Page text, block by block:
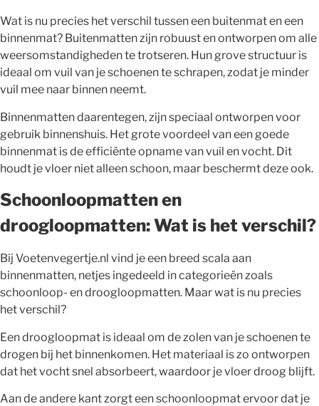
Wat is nu precies het verschil tussen een buitenmat en een
binnenmat? Buitenmatten zijn robuust en ontworpen om alle
weersomstandigheden te trotseren. Hun grove structuur is
ideaal om vuil van je schoenen te schrapen, zodat je minder
vuil mee naar binnen neemt.
Binnenmatten daarentegen, zijn speciaal ontworpen voor
gebruik binnenshuis. Het grote voordeel van een goede
binnenmat is de efficiënte opname van vuil en vocht. Dit
houdt je vloer niet alleen schoon, maar beschermt deze ook.
Schoonloopmatten en
droogloopmatten: Wat is het verschil?
Bij Voetenvegertje.nl vind je een breed scala aan
binnenmatten, netjes ingedeeld in categorieën zoals
schoonloop- en droogloopmatten. Maar wat is nu precies
het verschil?
Een droogloopmat is ideaal om de zolen van je schoenen te
drogen bij het binnenkomen. Het materiaal is zo ontworpen
dat het vocht snel absorbeert, waardoor je vloer droog blijft.
Aan de andere kant zorgt een schoonloopmat ervoor dat je